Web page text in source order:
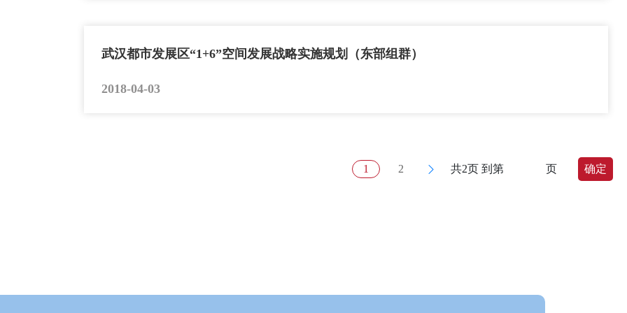
武汉都市发展区“1+6”空间发展战略实施规划（东部组群）
2018-04-03
1 2 共2页 到第 页 确定